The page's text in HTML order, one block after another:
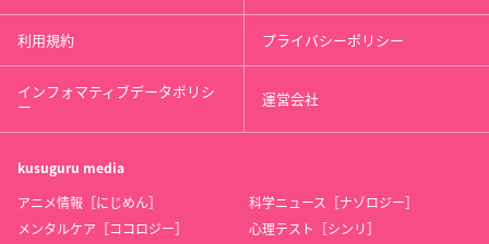
利用規約 プライバシーポリシー
インフォマティブデータポリシ
ー 運営会社
kusuguru media
アニメ情報［にじめん］
科学ニュース［ナゾロジー］
メンタルケア［ココロジー］
心理テスト［シンリ］